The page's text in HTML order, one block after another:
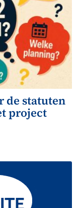
de statuten
project